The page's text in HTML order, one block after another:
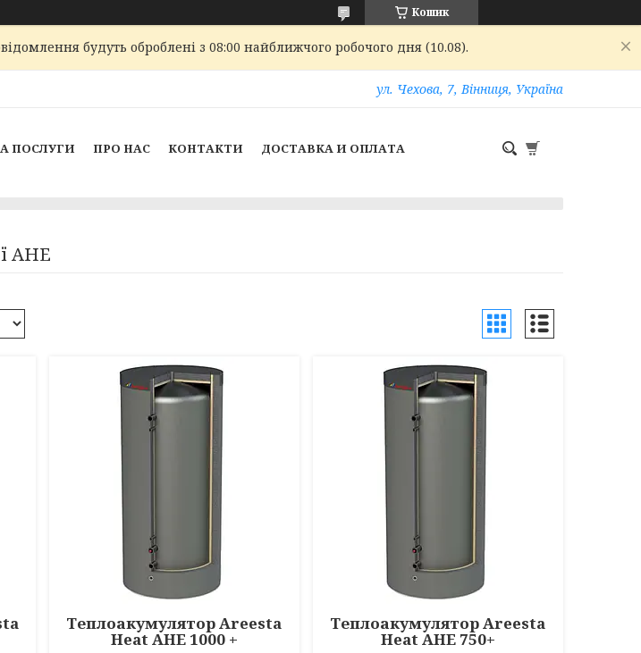
Кошик
будуть оброблені з 08:00 найближчого робочого дня (10.08).
ул. Чехова, 7, Вінниця, Україна
ПОСЛУГИ ПРО НАС КОНТАКТИ ДОСТАВКА И ОПЛАТА
AHE
Теплоакумулятор Areesta
Heat AHE 1000 +
Теплоакумулятор Areesta
Heat AHE 750+